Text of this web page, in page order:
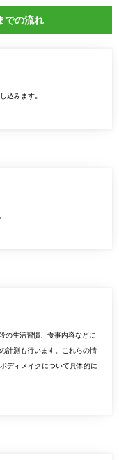
での流れ
込みます。
の生活習慣、食事内容などに
計測も行います。これらの情
ディメイクについて具体的に